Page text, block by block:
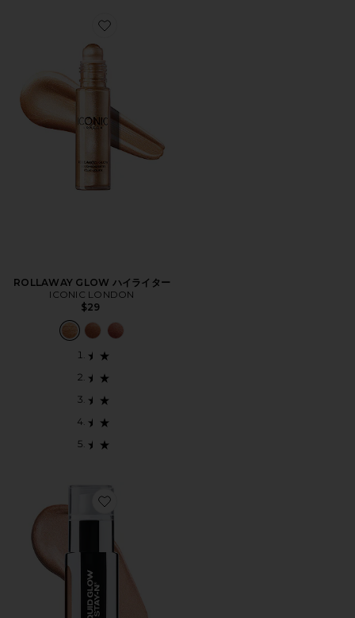
Favorite ROLLAWAY GLOW ハイライター
ROLLAWAY GLOW ハイライター
ICONIC LONDON
$29
Favorite LIQUID GLOW STAY-N ハイライター